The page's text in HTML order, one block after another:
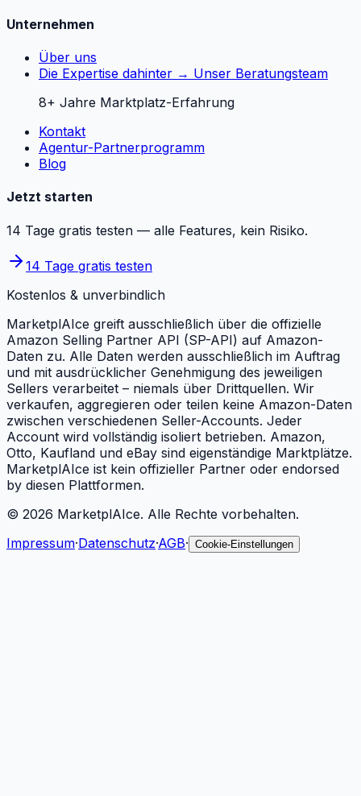
Unternehmen
Über uns
Die Expertise dahinter → Unser Beratungsteam
8+ Jahre Marktplatz-Erfahrung
Kontakt
Agentur-Partnerprogramm
Blog
Jetzt starten
14 Tage gratis testen — alle Features, kein Risiko.
14 Tage gratis testen
Kostenlos & unverbindlich
MarketplAIce greift ausschließlich über die offizielle
Amazon Selling Partner API (SP-API) auf Amazon-
Daten zu. Alle Daten werden ausschließlich im Auftrag
und mit ausdrücklicher Genehmigung des jeweiligen
Sellers verarbeitet – niemals über Drittquellen. Wir
verkaufen, aggregieren oder teilen keine Amazon-Daten
zwischen verschiedenen Seller-Accounts. Jeder
Account wird vollständig isoliert betrieben. Amazon,
Otto, Kaufland und eBay sind eigenständige Marktplätze.
MarketplAIce ist kein offizieller Partner oder endorsed
by diesen Plattformen.
© 2026 MarketplAIce. Alle Rechte vorbehalten.
Impressum·Datenschutz·AGB· Cookie-Einstellungen